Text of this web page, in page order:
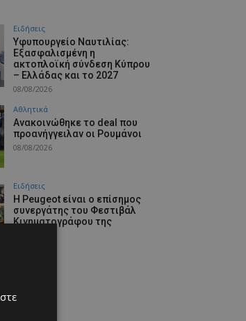
Ειδήσεις
Υφυπουργείο Ναυτιλίας:
Εξασφαλισμένη η
ακτοπλοϊκή σύνδεση Κύπρου
– Ελλάδας και το 2027
08/08/2026
Αθλητικά
Aνακοινώθηκε το deal που
προανήγγειλαν οι Ρουμάνοι
08/08/2026
Ειδήσεις
Η Peugeot είναι ο επίσημος
συνεργάτης του Φεστιβάλ
Κινηματογράφου της